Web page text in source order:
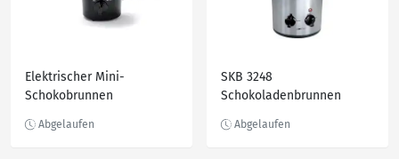
Elektrischer Mini-
Schokobrunnen
SKB 3248
Schokoladenbrunnen